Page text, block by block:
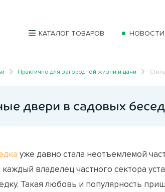
КАТАЛОГ ТОВАРОВ НОВОСТИ
Практично для загородной жизни и дачи
двери в садовых
уже давно стала неотъемлемой
владелец частного сектора
Такая любовь и популярность